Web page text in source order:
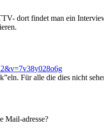
dort findet man ein
Für alle die dies nicht
Mail-adresse?